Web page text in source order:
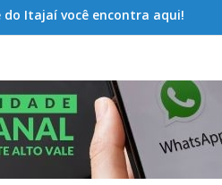
do Itajaí você encontra aqui!